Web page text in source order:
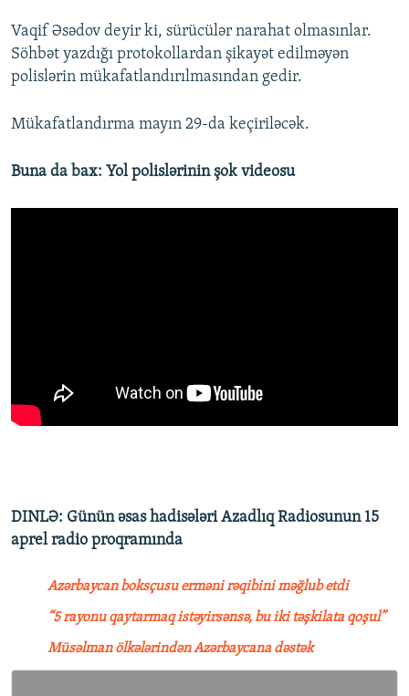
Vaqif Əsədov deyir ki, sürücülər narahat olmasınlar.
Söhbət yazdığı protokollardan şikayət edilməyən
polislərin mükafatlandırılmasından gedir.
Mükafatlandırma mayın 29-da keçiriləcək.
Buna da bax: Yol polislərinin şok videosu
DINLƏ: Günün əsas hadisələri Azadlıq Radiosunun 15
aprel radio proqramında
Azərbaycan boksçusu erməni rəqibini məğlub etdi
“5 rayonu qaytarmaq istəyirsənsə, bu iki təşkilata qoşul”
Müsəlman ölkələrindən Azərbaycana dəstək